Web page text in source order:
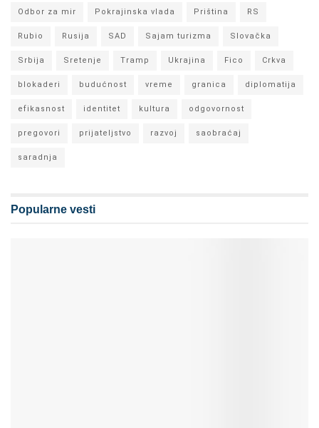
Odbor za mir Pokrajinska vlada Priština RS
Rubio Rusija SAD Sajam turizma Slovačka
Srbija Sretenje Tramp Ukrajina Fico Crkva
blokaderi budućnost vreme granica diplomatija
efikasnost identitet kultura odgovornost
pregovori prijateljstvo razvoj saobraćaj
saradnja
Popularne vesti